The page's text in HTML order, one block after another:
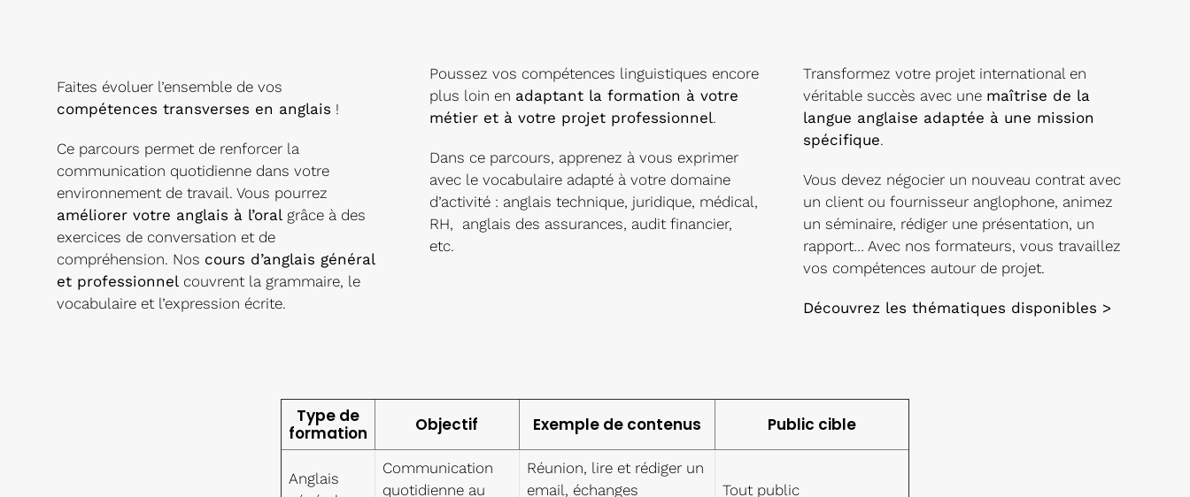
Faites évoluer l’ensemble de vos
compétences transverses en anglais !
Ce parcours permet de renforcer la
communication quotidienne dans votre
environnement de travail. Vous pourrez
améliorer votre anglais à l’oralgrâce à des
exercices de conversation et de
compréhension. Nos cours d’anglais général
et professionnelcouvrent la grammaire, le
vocabulaire et l’expression écrite.
Poussez vos compétences linguistiques encore
plus loin en adaptant la formation à votre
métier et à votre projet professionnel.
Dans ce parcours, apprenez à vous exprimer
avec le vocabulaire adapté à votre domaine
d’activité : anglais technique, juridique, médical,
RH, anglais des assurances, audit financier,
etc.
Transformez votre projet international en
véritable succès avec une maîtrise de la
langue anglaise adaptée à une mission
spécifique.
Vous devez négocier un nouveau contrat avec
un client ou fournisseur anglophone, animez
un séminaire, rédiger une présentation, un
rapport… Avec nos formateurs, vous travaillez
vos compétences autour de projet.
Découvrez les thématiques disponibles >
Type de
formation
Objectif Exemple de contenus Public cible
Anglais
Communication
quotidienne au
Réunion, lire et rédiger un
email, échanges
Tout public